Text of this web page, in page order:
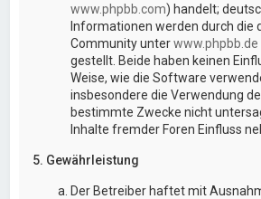
www.phpbb.com) handelt;
Informationen werden durch die
Community unterwww.phpbb.de
gestellt. Beide haben keinen
Weise, wie die Software
insbesondere die Verwendung
bestimmte Zwecke nicht
Inhalte fremder Foren Einfluss
5. Gewährleistung
Der Betreiber haftet mit